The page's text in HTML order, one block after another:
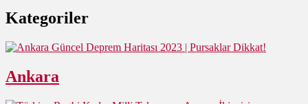
Kategoriler
Ankara